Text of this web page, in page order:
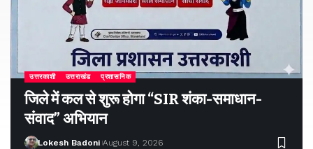
उत्तरकाशी उत्तराखंड प्रशासनिक
जिले में कल से शुरू होगा “SIR शंका-समाधान-
संवाद” अभियान
Lokesh Badoni August 9, 2026